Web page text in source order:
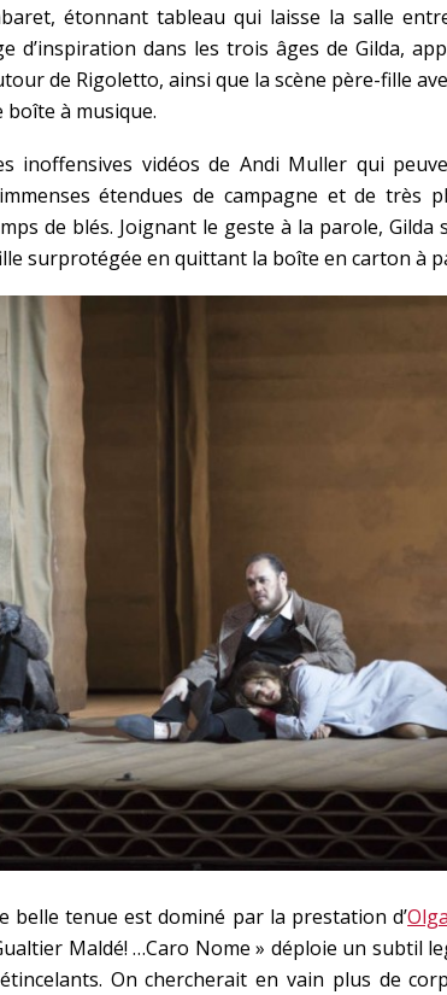
étonnant tableau qui laisse la salle
d’inspiration dans les trois âges de Gilda,
de Rigoletto, ainsi que la scène père-fille
boîte à musique.
inoffensives vidéos de Andi Muller qui
étendues de campagne et de très
de blés. Joignant le geste à la parole, Gilda
surprotégée en quittant la boîte en carton à
belle tenue est dominé par la prestation d’
Maldé! …Caro Nome » déploie un subtil
On chercherait en vain plus de